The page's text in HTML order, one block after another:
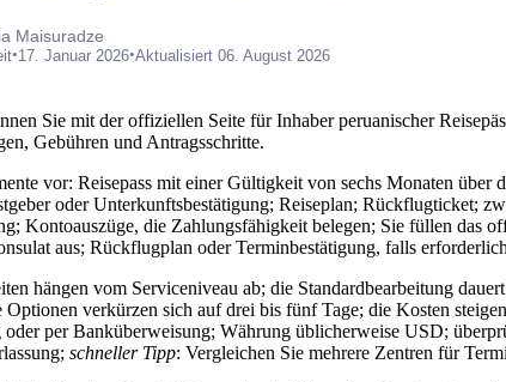
Maisuradze
•17. Januar 2026•Aktualisiert 06. August 2026
Sie mit der offiziellen Seite für Inhaber peruanischer
Gebühren und Antragsschritte.
vor: Reisepass mit einer Gültigkeit von sechs Monaten über
oder Unterkunftsbestätigung; Reiseplan; Rückflugticket;
Kontoauszüge, die Zahlungsfähigkeit belegen; Sie füllen das
aus; Rückflugplan oder Terminbestätigung, falls
hängen vom Serviceniveau ab; die Standardbearbeitung
Optionen verkürzen sich auf drei bis fünf Tage; die Kosten
per Banküberweisung; Währung üblicherweise USD;
schneller Tipp: Vergleichen Sie mehrere Zentren für